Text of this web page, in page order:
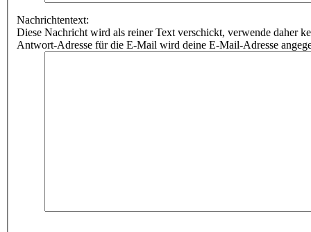
Nachrichtentext:
Diese Nachricht wird als reiner Text verschickt, verwende daher
Antwort-Adresse für die E-Mail wird deine E-Mail-Adresse